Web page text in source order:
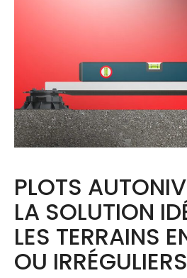
PLOTS
LA SOLUTION
LES TERRAINS
OU